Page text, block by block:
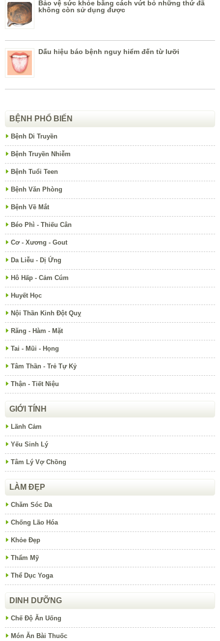
Bảo vệ sức khỏe bằng cách vứt bỏ những thứ đã
không còn sử dụng được
Dấu hiệu báo bệnh nguy hiểm đến từ lưỡi
BỆNH PHỔ BIẾN
Bệnh Di Truyền
Bệnh Truyền Nhiễm
Bệnh Tuổi Teen
Bệnh Văn Phòng
Bệnh Về Mắt
Béo Phì - Thiếu Cân
Cơ - Xương - Gout
Da Liễu - Dị Ứng
Hô Hấp - Cảm Cúm
Huyết Học
Nội Thần Kinh Đột Quỵ
Răng - Hàm - Mặt
Tai - Mũi - Họng
Tâm Thần - Trẻ Tự Kỷ
Thận - Tiết Niệu
GIỚI TÍNH
Lãnh Cảm
Yếu Sinh Lý
Tâm Lý Vợ Chồng
LÀM ĐẸP
Chăm Sóc Da
Chống Lão Hóa
Khỏe Đẹp
Thẩm Mỹ
Thể Dục Yoga
DINH DƯỠNG
Chế Độ Ăn Uống
Món Ăn Bài Thuốc